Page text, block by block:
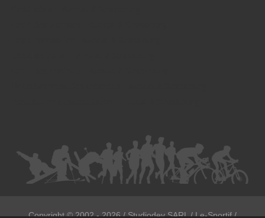
Copyright ©2002 - 2026/ Studiodev SARL / Le-Sportif /